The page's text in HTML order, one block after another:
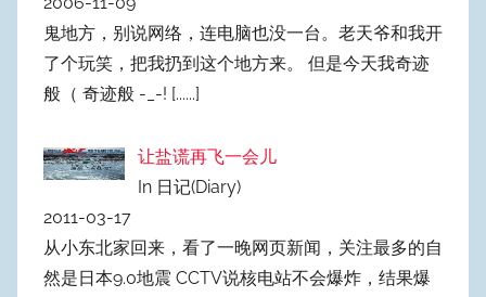
鬼地方，别说网络，连电脑也没一台。老天爷和我开
了个玩笑，把我扔到这个地方来。 但是今天我奇迹
般（ 奇迹般 -_-! [......]
让盐谎再飞一会儿
In 日记(Diary)
2011-03-17
从小东北家回来，看了一晚网页新闻，关注最多的自
然是日本9.0地震 CCTV说核电站不会爆炸，结果爆